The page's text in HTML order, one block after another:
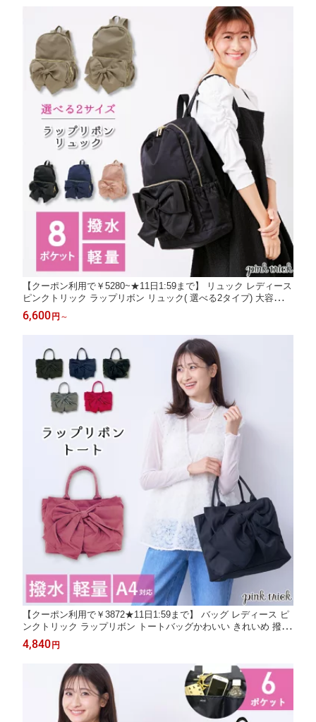
【クーポン利用で￥5280~★11日1:59まで】 リュック レディース
ピンクトリック ラップリボン リュック( 選べる2タイプ) 大容量
背面ポケット バッグ 鞄 かばん バック A4対応 マザーズバッグ マ
ザーズリュック 旅行 通勤 通学 撥水 軽量 運動会 8ポケット
6,600 円 ～
【クーポン利用で￥3872★11日1:59まで】 バッグ レディース ピ
ンクトリック ラップリボン トートバッグかわいい きれいめ 撥水
通勤 肩掛け オールシーズン リボン bag 鞄 かばん リボンバッグ
A4対応 プチプラ 手提げ 通学 レッスンバッグ
4,840 円